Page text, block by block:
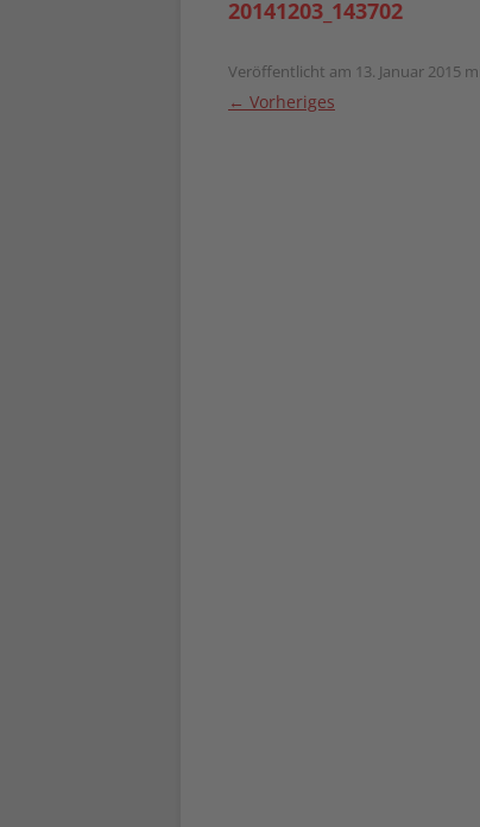
20141203_143702
Veröffentlicht am 13. Januar 2015
← Vorheriges